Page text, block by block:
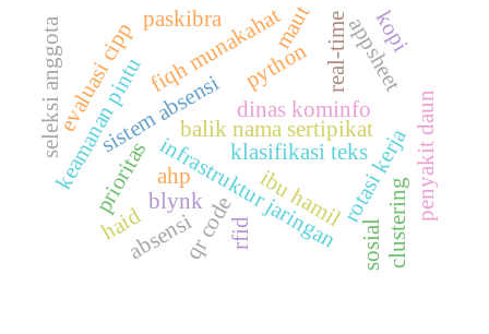
balik nama sertipikat
sistem absensi
keamanan pintu
blynk
infrastruktur jaringan
ahp
prioritas
dinas kominfo
fiqh munakahat
rotasi kerja
evaluasi cipp
qr code
real-timeappsheet
penyakit daun
clustering
paskibra
seleksi anggota
rfid
klasifikasi teks
ibu hamil
python
kopi
maut
absensi
haid sosial